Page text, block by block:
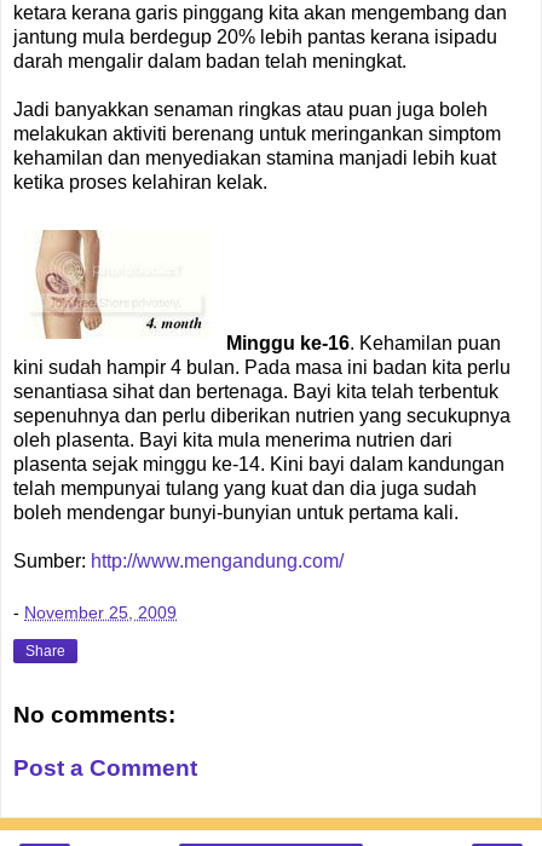
ketara kerana garis pinggang kita akan mengembang dan
jantung mula berdegup 20% lebih pantas kerana isipadu
darah mengalir dalam badan telah meningkat.
Jadi banyakkan senaman ringkas atau puan juga boleh
melakukan aktiviti berenang untuk meringankan simptom
kehamilan dan menyediakan stamina manjadi lebih kuat
ketika proses kelahiran kelak.
Minggu ke-16. Kehamilan puan
kini sudah hampir 4 bulan. Pada masa ini badan kita perlu
senantiasa sihat dan bertenaga. Bayi kita telah terbentuk
sepenuhnya dan perlu diberikan nutrien yang secukupnya
oleh plasenta. Bayi kita mula menerima nutrien dari
plasenta sejak minggu ke-14. Kini bayi dalam kandungan
telah mempunyai tulang yang kuat dan dia juga sudah
boleh mendengar bunyi-bunyian untuk pertama kali.
Sumber: http://www.mengandung.com/
- November 25, 2009
Share
No comments:
Post a Comment